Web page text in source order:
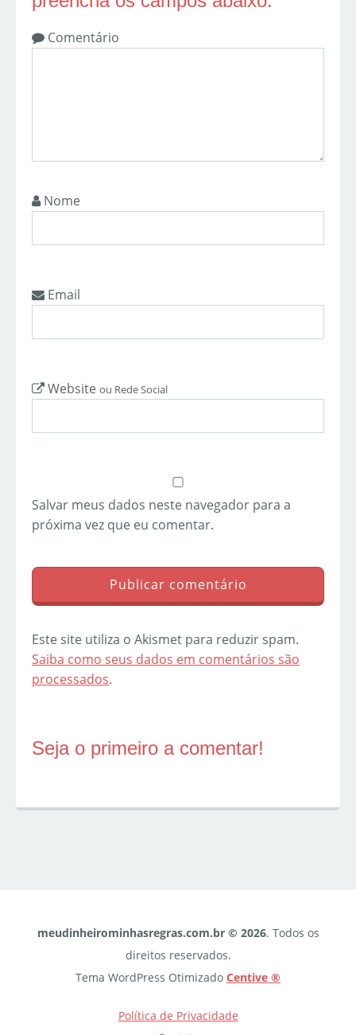
Comentário
Nome
Email
Website ou Rede Social
Salvar meus dados neste navegador para a
próxima vez que eu comentar.
Este site utiliza o Akismet para reduzir spam.
Saiba como seus dados em comentários são
processados.
Seja o primeiro a comentar!
meudinheirominhasregras.com.br © 2026. Todos os
direitos reservados.
Tema WordPress Otimizado Centive ®
Política de Privacidade